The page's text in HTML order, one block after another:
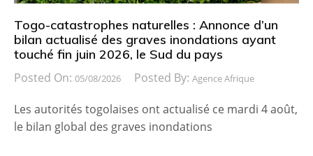
Togo-catastrophes naturelles : Annonce d’un
bilan actualisé des graves inondations ayant
touché fin juin 2026, le Sud du pays
Posted On: 05/08/2026 Posted By: Agence Afrique
Les autorités togolaises ont actualisé ce mardi 4 août,
le bilan global des graves inondations